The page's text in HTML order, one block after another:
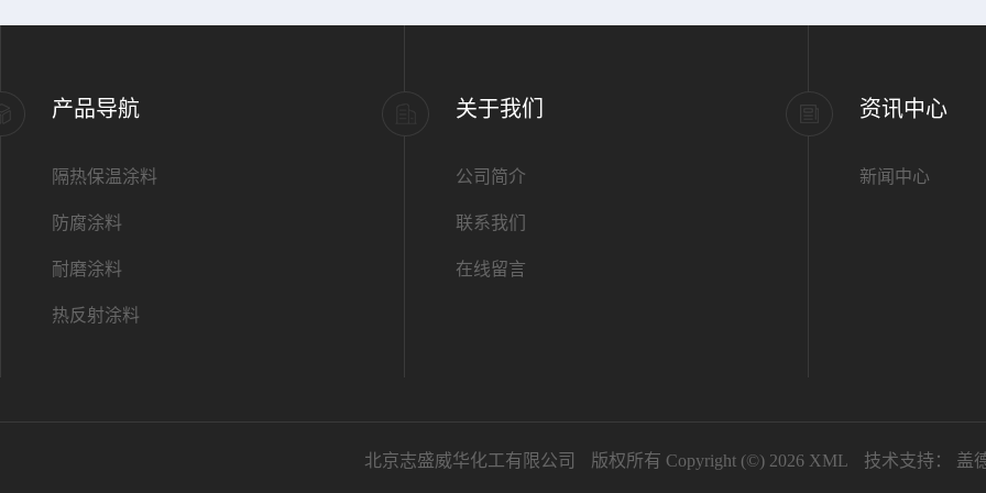
产品导航
隔热保温涂料
防腐涂料
耐磨涂料
热反射涂料
关于我们
公司简介
联系我们
在线留言
资讯中心
新闻中心
北京志盛威华化工有限公司 版权所有 Copyright (©) 2026 XML 技术支持： 盖